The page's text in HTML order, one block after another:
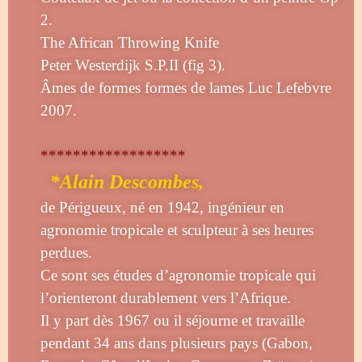
2.
The African Throwing Knife
Peter Westerdijk S.P.II (fig 3).
Âmes de formes formes de lames Luc Lefebvre
2007.
******************
*Alain Descombes,
de Périgueux, né en 1942, ingénieur en
agronomie tropicale et sculpteur à ses heures
perdues.
Ce sont ses études d’agronomie tropicale qui
l’orienteront durablement vers l’Afrique.
Il y part dès 1967 ou il séjourne et travaille
pendant 34 ans dans plusieurs pays (Gabon,